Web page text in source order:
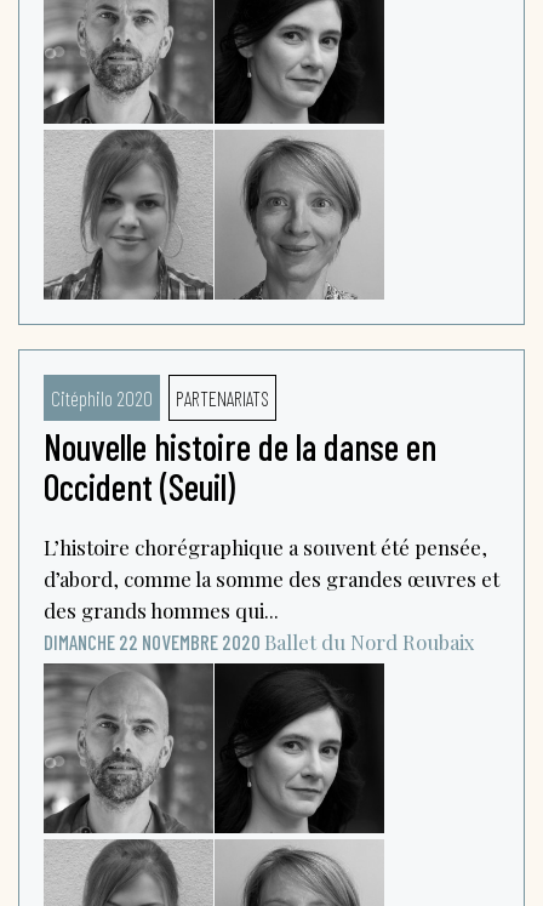
Citéphilo 2020 PARTENARIATS
Nouvelle histoire de la danse en
Occident (Seuil)
L’histoire chorégraphique a souvent été pensée,
d’abord, comme la somme des grandes œuvres et
des grands hommes qui...
DIMANCHE 22 NOVEMBRE 2020 Ballet du Nord Roubaix